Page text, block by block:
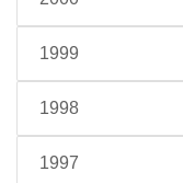
1999
1998
1997